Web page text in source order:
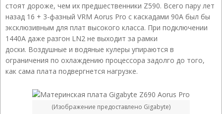
стоят дороже, чем их предшественники Z590. Всего пару лет
назад 16 + 3-фазный VRM Aorus Pro с каскадами 90A был бы
эксклюзивным для плат высокого класса. При подключении
1440A даже разгон LN2 не выходит за рамки
доски. Воздушные и водяные кулеры упираются в
ограничения по охлаждению процессора задолго до того,
как сама плата подвергнется нагрузке.
(Изображение предоставлено Gigabyte)